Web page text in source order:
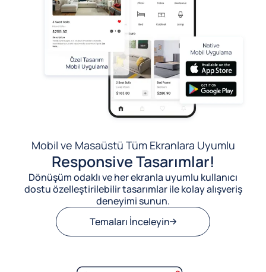
Mobil ve Masaüstü Tüm Ekranlara Uyumlu
Responsive Tasarımlar!
Dönüşüm odaklı ve her ekranla uyumlu kullanıcı
dostu özelleştirilebilir tasarımlar ile kolay alışveriş
deneyimi sunun.
Temaları İnceleyin